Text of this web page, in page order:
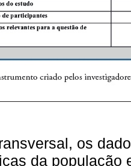
os
da população